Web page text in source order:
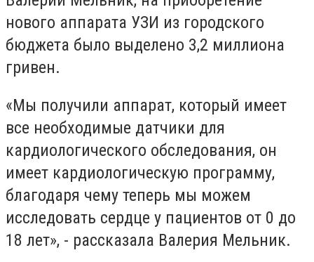
нового аппарата УЗИ из городского
бюджета было выделено 3,2 миллиона
гривен.
«Мы получили аппарат, который имеет
все необходимые датчики для
кардиологического обследования, он
имеет кардиологическую программу,
благодаря чему теперь мы можем
исследовать сердце у пациентов от 0 до
18 лет», - рассказала Валерия Мельник.